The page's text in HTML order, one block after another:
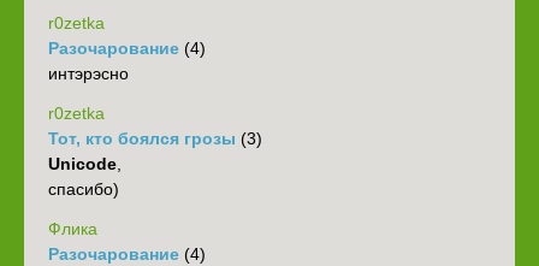
r0zetka
Разочарование (4)
интэрэсно
r0zetka
Тот, кто боялся грозы (3)
Unicode,
спасибо)
Флика
Разочарование (4)